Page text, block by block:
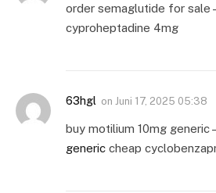
order semaglutide for sale
cyproheptadine 4mg
63hgl on Juni 17, 2025 05:38
buy motilium 10mg generic –
generic cheap